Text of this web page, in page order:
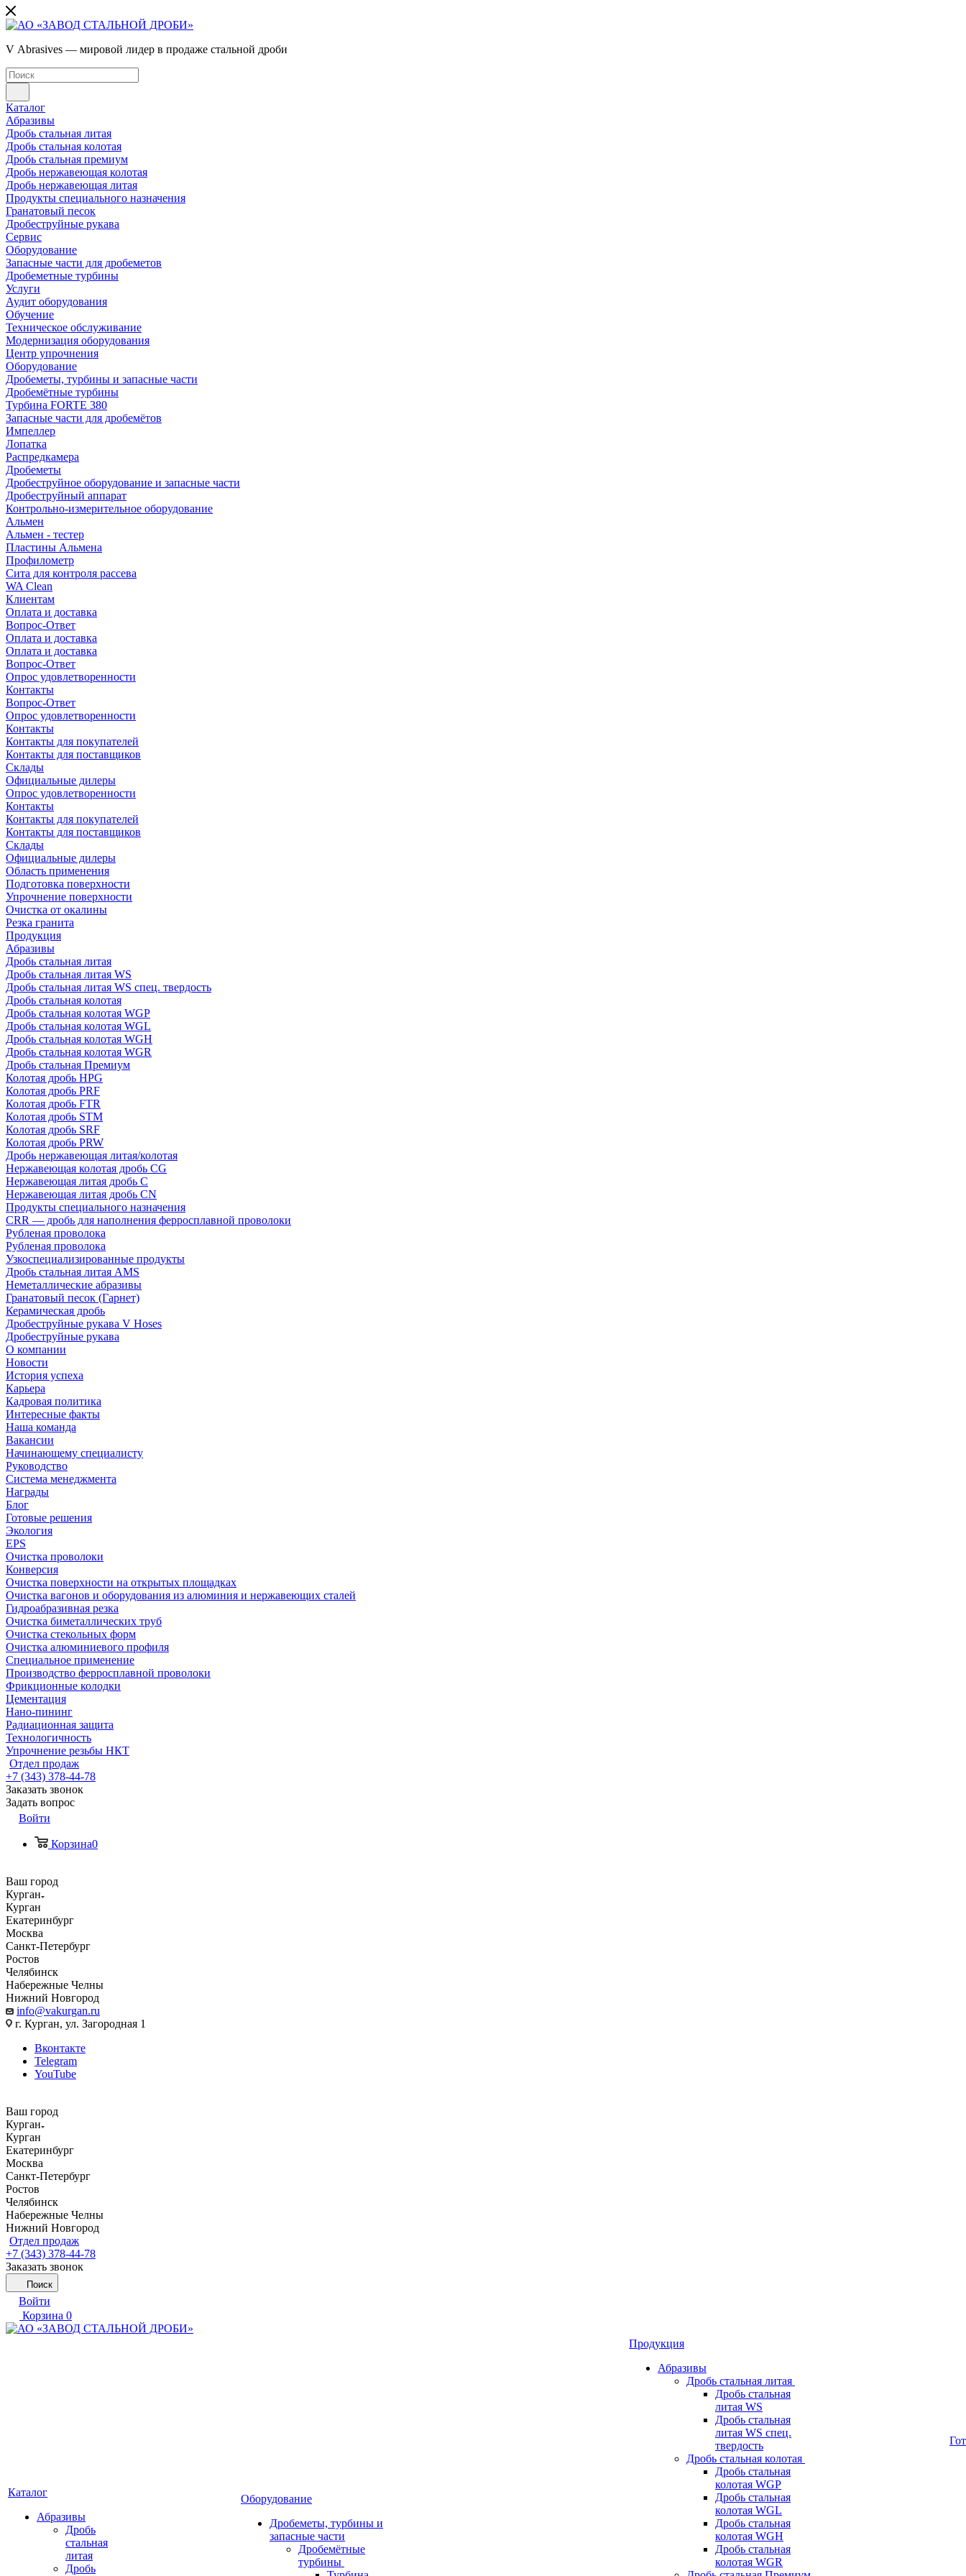
V Abrasives — мировой лидер в продаже стальной дроби
Каталог
Абразивы
Дробь стальная литая
Дробь стальная колотая
Дробь стальная премиум
Дробь нержавеющая колотая
Дробь нержавеющая литая
Продукты специального назначения
Гранатовый песок
Дробеструйные рукава
Сервис
Оборудование
Запасные части для дробеметов
Дробеметные турбины
Услуги
Аудит оборудования
Обучение
Техническое обслуживание
Модернизация оборудования
Центр упрочнения
Оборудование
Дробеметы, турбины и запасные части
Дробемётные турбины
Турбина FORTE 380
Запасные части для дробемётов
Импеллер
Лопатка
Распредкамера
Дробеметы
Дробеструйное оборудование и запасные части
Дробеструйный аппарат
Контрольно-измерительное оборудование
Альмен
Альмен - тестер
Пластины Альмена
Профилометр
Сита для контроля рассева
WA Clean
Клиентам
Оплата и доставка
Вопрос-Ответ
Оплата и доставка
Оплата и доставка
Вопрос-Ответ
Опрос удовлетворенности
Контакты
Вопрос-Ответ
Опрос удовлетворенности
Контакты
Контакты для покупателей
Контакты для поставщиков
Склады
Официальные дилеры
Опрос удовлетворенности
Контакты
Контакты для покупателей
Контакты для поставщиков
Склады
Официальные дилеры
Область применения
Подготовка поверхности
Упрочнение поверхности
Очистка от окалины
Резка гранита
Продукция
Абразивы
Дробь стальная литая
Дробь стальная литая WS
Дробь стальная литая WS спец. твердость
Дробь стальная колотая
Дробь стальная колотая WGP
Дробь стальная колотая WGL
Дробь стальная колотая WGH
Дробь стальная колотая WGR
Дробь стальная Премиум
Колотая дробь HPG
Колотая дробь PRF
Колотая дробь FTR
Колотая дробь STM
Колотая дробь SRF
Колотая дробь PRW
Дробь нержавеющая литая/колотая
Нержавеющая колотая дробь CG
Нержавеющая литая дробь C
Нержавеющая литая дробь CN
Продукты специального назначения
CRR — дробь для наполнения ферросплавной проволоки
Рубленая проволока
Рубленая проволока
Узкоспециализированные продукты
Дробь стальная литая AMS
Неметаллические абразивы
Гранатовый песок (Гарнет)
Керамическая дробь
Дробеструйные рукава V Hoses
Дробеструйные рукава
О компании
Новости
История успеха
Карьера
Кадровая политика
Интересные факты
Наша команда
Вакансии
Начинающему специалисту
Руководство
Система менеджмента
Награды
Блог
Готовые решения
Экология
EPS
Очистка проволоки
Конверсия
Очистка поверхности на открытых площадках
Очистка вагонов и оборудования из алюминия и нержавеющих сталей
Гидроабразивная резка
Очистка биметаллических труб
Очистка стекольных форм
Очистка алюминиевого профиля
Специальное применение
Производство ферросплавной проволоки
Фрикционные колодки
Цементация
Нано-пининг
Радиационная защита
Технологичность
Упрочнение резьбы НКТ
Отдел продаж
+7 (343) 378-44-78
Заказать звонок
Задать вопрос
Войти
Корзина0
Ваш город
Курган
Курган
Екатеринбург
Москва
Санкт-Петербург
Ростов
Челябинск
Набережные Челны
Нижний Новгород
info@vakurgan.ru
г. Курган, ул. Загородная 1
Вконтакте
Telegram
YouTube
Ваш город
Курган
Курган
Екатеринбург
Москва
Санкт-Петербург
Ростов
Челябинск
Набережные Челны
Нижний Новгород
Отдел продаж
+7 (343) 378-44-78
Заказать звонок
Поиск
Войти
Корзина 0
Каталог
Абразивы
Дробь
стальная
литая
Дробь
Оборудование
Дробеметы, турбины и
запасные части
Дробемётные
турбины
Продукция
Абразивы
Дробь стальная литая
Дробь стальная
литая WS
Дробь стальная
литая WS спец.
твердость
Дробь стальная колотая
Дробь стальная
колотая WGP
Дробь стальная
колотая WGL
Дробь стальная
колотая WGH
Дробь стальная
колотая WGR